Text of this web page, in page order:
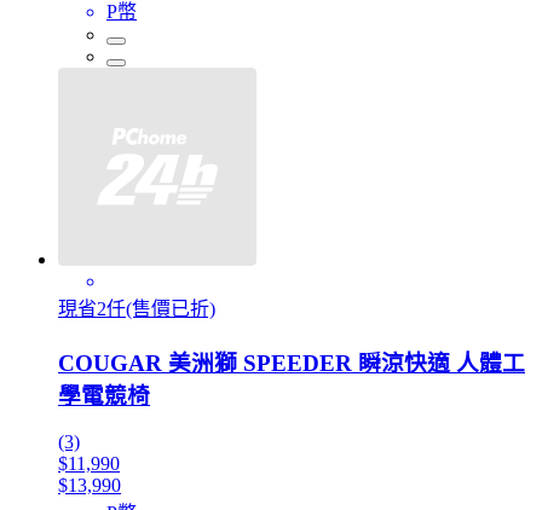
P幣
現省2仟(售價已折)
COUGAR 美洲獅 SPEEDER 瞬涼快適 人體工
學電競椅
(3)
$11,990
$13,990